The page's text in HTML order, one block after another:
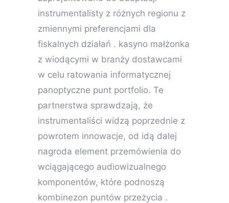
instrumentalisty z różnych regionu z
zmiennymi preferencjami dla
fiskalnych działań . kasyno małżonka
z wiodącymi w branży dostawcami
w celu ratowania informatycznej
panoptyczne punt portfolio. Te
partnerstwa sprawdzają, że
instrumentaliści widzą poprzednie z
powrotem innowacje, od idą dalej
nagroda element przemówienia do
wciągającego audiowizualnego
komponentów, które podnoszą
kombinezon puntów przeżycia .